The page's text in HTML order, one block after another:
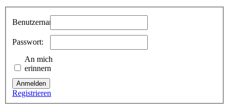
Benutzername:
Passwort:
An mich
erinnern
Anmelden
Registrieren